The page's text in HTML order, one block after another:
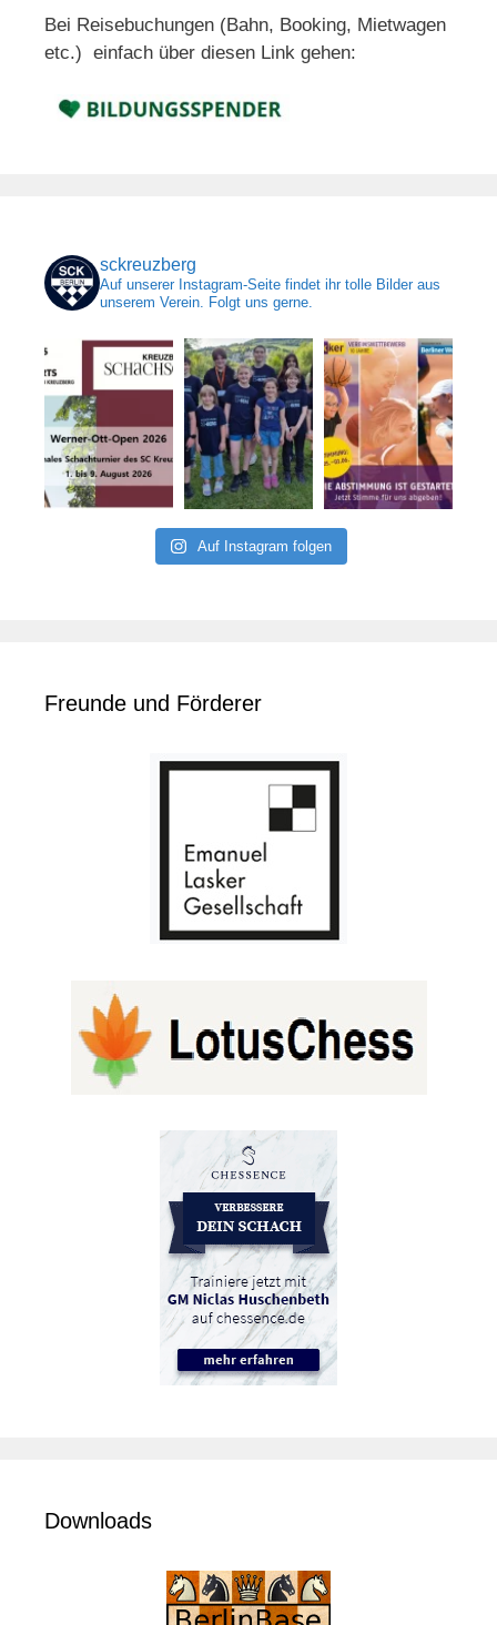
Bei Reisebuchungen (Bahn, Booking, Mietwagen
etc.) einfach über diesen Link gehen:
sckreuzberg
Auf unserer Instagram-Seite findet ihr tolle Bilder aus
unserem Verein. Folgt uns gerne.
Auf Instagram folgen
Freunde und Förderer
Downloads